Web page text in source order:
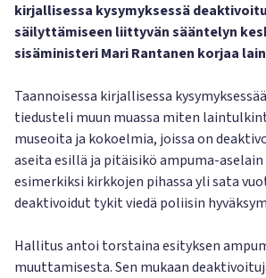
kirjallisessa kysymyksessä
säilyttämiseen liittyvän sääntelyn
sisäministeri Mari Rantanen korjaa
Taannoisessa kirjallisessa
tiedusteli muun muassa miten
museoita ja kokoelmia, joissa on
aseita esillä ja pitäisikö ampuma-aselain
esimerkiksi kirkkojen pihassa yli sata
deaktivoidut tykit viedä poliisin
Hallitus antoi torstaina esityksen
muuttamisesta. Sen mukaan